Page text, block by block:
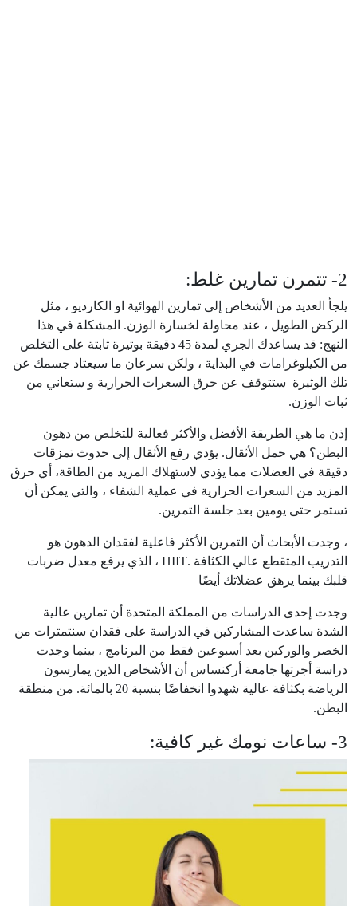
2- تتمرن تمارين غلط:
يلجأ العديد من الأشخاص إلى تمارين الهوائية او الكارديو ، مثل
الركض الطويل ، عند محاولة لخسارة الوزن. المشكلة في هذا
النهج: قد يساعدك الجري لمدة 45 دقيقة بوتيرة ثابتة على التخلص
من الكيلوغرامات في البداية ، ولكن سرعان ما سيعتاد جسمك عن
تلك الوثيرة ستتوقف عن حرق السعرات الحرارية و ستعاني من
ثبات الوزن.
إذن ما هي الطريقة الأفضل والأكثر فعالية للتخلص من دهون
البطن؟ هي حمل الأثقال. يؤدي رفع الأثقال إلى حدوث تمزقات
دقيقة في العضلات مما يؤدي لاستهلاك المزيد من الطاقة، أي حرق
المزيد من السعرات الحرارية في عملية الشفاء ، والتي يمكن أن
تستمر حتى يومين بعد جلسة التمرين.
، وجدت الأبحاث أن التمرين الأكثر فاعلية لفقدان الدهون هو
التدريب المتقطع عالي الكثافة .HIIT ، الذي يرفع معدل ضربات
قلبك بينما يرهق عضلاتك أيضًا
وجدت إحدى الدراسات من المملكة المتحدة أن تمارين عالية
الشدة ساعدت المشاركين في الدراسة على فقدان سنتمترات من
الخصر والوركين بعد أسبوعين فقط من البرنامج ، بينما وجدت
دراسة أجرتها جامعة أركنساس أن الأشخاص الذين يمارسون
الرياضة بكثافة عالية شهدوا انخفاضًا بنسبة 20 بالمائة. من منطقة
البطن.
3- ساعات نومك غير كافية: